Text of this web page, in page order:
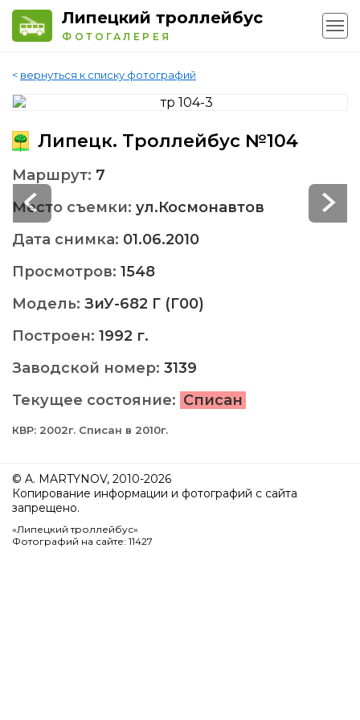
Липецкий троллейбус
ФОТОГАЛЕРЕЯ
< вернуться к списку фотографий
Липецк. Троллейбус №104
Маршрут: 7
Место съемки: ул.Космонавтов
Дата снимка: 01.06.2010
Просмотров: 1548
Модель: ЗиУ-682 Г (Г00)
Построен: 1992 г.
Заводской номер: 3139
Текущее состояние: Списан
КВР: 2002г. Списан в 2010г.
© A. MARTYNOV, 2010-2026
Копирование информации и фотографий с сайта
запрещено.
«Липецкий троллейбус»
Фотографий на сайте: 11427